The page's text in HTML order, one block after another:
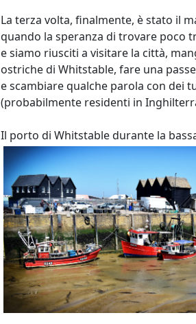
La terza volta, finalmente, è stato il
quando la speranza di trovare poco
e siamo riusciti a visitare la città,
ostriche di Whitstable, fare una
e scambiare qualche parola con dei
(probabilmente residenti in
Il porto di Whitstable durante la